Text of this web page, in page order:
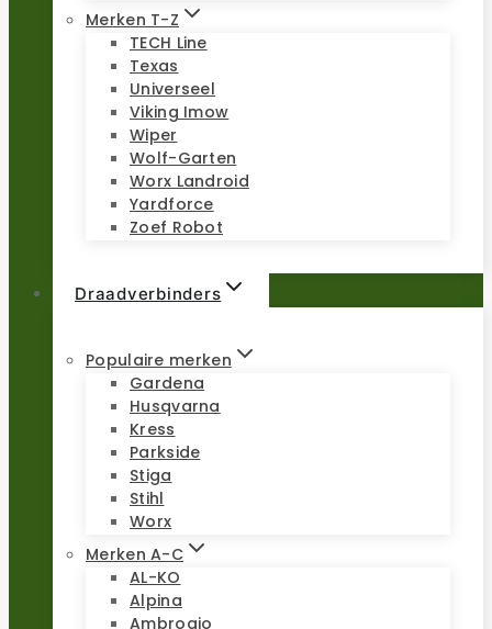
Merken T-Z
TECH Line
Texas
Universeel
Viking Imow
Wiper
Wolf-Garten
Worx Landroid
Yardforce
Zoef Robot
Draadverbinders
Populaire merken
Gardena
Husqvarna
Kress
Parkside
Stiga
Stihl
Worx
Merken A-C
AL-KO
Alpina
Ambrogio